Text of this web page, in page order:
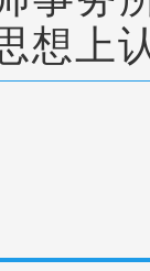
想上